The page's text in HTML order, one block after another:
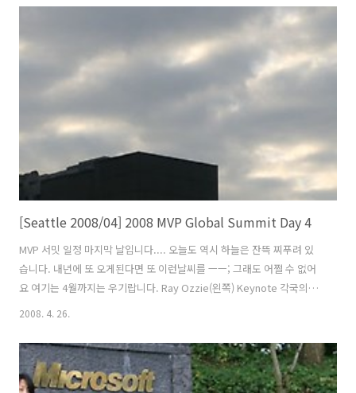
리가 더 무서워 보이지 않았을까 합니다. 지난 번에 소개했던 오래된 스
파게티 공장이라는 레스토랑인데 왠지 값이 비쌀것 같아서... 구경만 했
습니다. 어둡고, 흐리고 비도 오고, 날씨는 춥고, 배는 고프고.... 결국 두
시간여를 헤매다가 타이풍의 레스토랑 타이픈이란 곳을 갔습니다. 저는
노란카레를 시켰는데... 역시... 맛은 상상 이상이였습니다. 우리나라의
[Seattle 2008/04] 2008 MVP Global Summit Day 4
MVP 서밋 일정 마지막 날입니다.... 오늘도 역시 하늘은 잔뜩 찌푸려 있
습니다. 내년에 또 오게된다면 또 이런날씨를 ㅡㅡ; 그래도 어쩔 수 없어
요 여기는 4월까지는 우기랍니다. Ray Ozzie(왼쪽) Keynote 각국의
웠는지도 모르겠습니다. 캐나다 MVP 한 명이 스티브 발머에게 단복을 주
고 있습니다. 캐나다 만큼은 작년에 이어 올해도 국가이미지는 강하게 심
고 갔습니다. 아까 받은 캐나다 MVP 단복을 입었습니다. 공식적인 모든
2008. 4. 26.